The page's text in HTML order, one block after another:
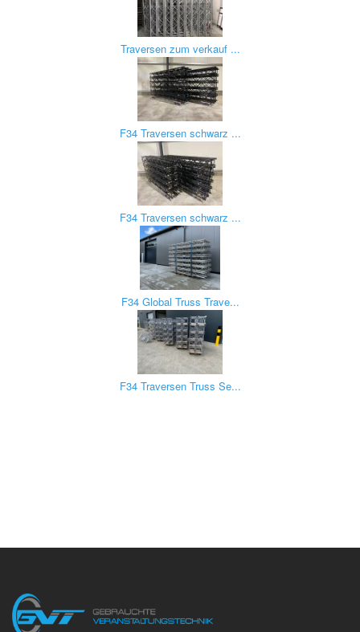
Traversen zum verkauf ...
F34 Traversen schwarz ...
F34 Traversen schwarz ...
F34 Global Truss Trave...
F34 Traversen Truss Se...